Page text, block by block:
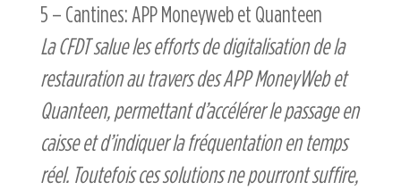
5 – Cantines: APP Moneyweb et Quanteen
La CFDT salue les efforts de digitalisation de la
restauration au travers des APP MoneyWeb et
Quanteen, permettant d’accélérer le passage en
caisse et d’indiquer la fréquentation en temps
réel. Toutefois ces solutions ne pourront suffire,